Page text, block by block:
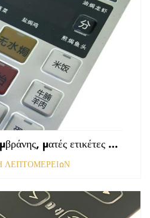
Λαμπερή ετικέτα μεμβράνης, ματές ετικέτες εμπρόσθιου πίνακα ελέγχου, ανάγλυφες ετικέτες πολυκαρβονικού, γραφικές επικαλύψεις
ΛΕΠΤΟΜΕΡΕΙΩΝ